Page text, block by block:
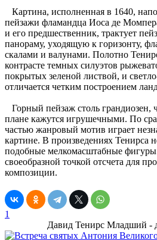
Картина, исполненная в 1640,
пейзажи фламандца Иоса де
и его предшественник, трактует
панораму, уходящую к горизонту,
скалами и валунами. Полотно
контрасте темных силуэтов
покрытых зеленой листвой, и
отличается четким построением
Горный пейзаж столь грандиозен,
плане кажутся игрушечными. По
частью жанровый мотив играет
картине. В произведениях Тенирса
подобные мелкомасштабные
своеобразной точкой отсчета для
композиции.
1
Давид Тенирс Младший -